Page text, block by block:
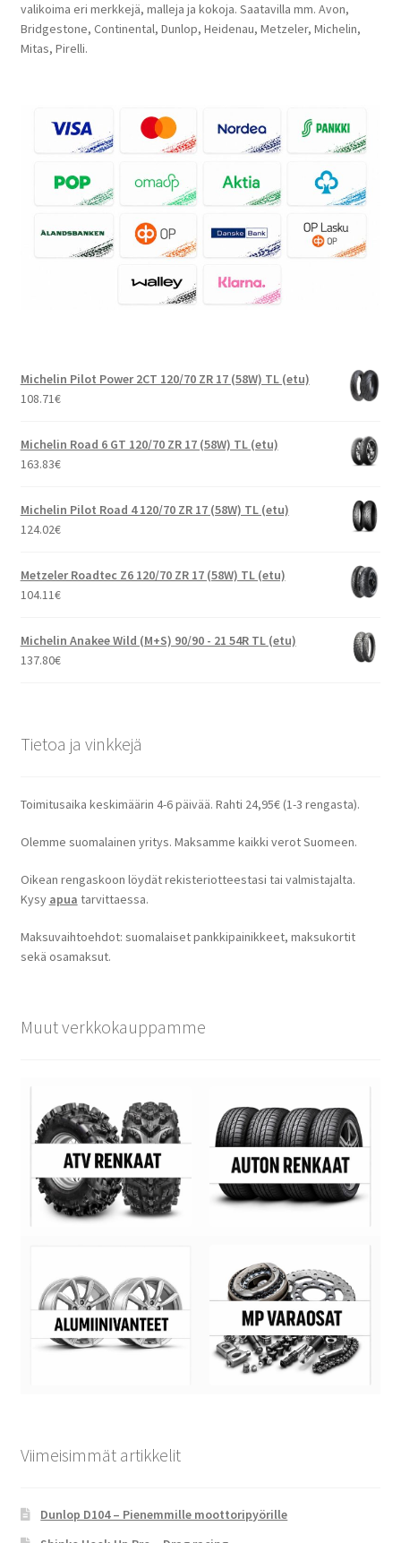
valikoima eri merkkejä, malleja ja kokoja. Saatavilla mm. Avon,
Bridgestone, Continental, Dunlop, Heidenau, Metzeler, Michelin,
Mitas, Pirelli.
Michelin Pilot Power 2CT 120/70 ZR 17 (58W) TL (etu)
108.71€
Michelin Road 6 GT 120/70 ZR 17 (58W) TL (etu)
163.83€
Michelin Pilot Road 4 120/70 ZR 17 (58W) TL (etu)
124.02€
Metzeler Roadtec Z6 120/70 ZR 17 (58W) TL (etu)
104.11€
Michelin Anakee Wild (M+S) 90/90 - 21 54R TL (etu)
137.80€
Tietoa ja vinkkejä
Toimitusaika keskimäärin 4-6 päivää. Rahti 24,95€ (1-3 rengasta).
Olemme suomalainen yritys. Maksamme kaikki verot Suomeen.
Oikean rengaskoon löydät rekisteriotteestasi tai valmistajalta.
Kysy apua tarvittaessa.
Maksuvaihtoehdot: suomalaiset pankkipainikkeet, maksukortit
sekä osamaksut.
Muut verkkokauppamme
Viimeisimmät artikkelit
Dunlop D104 – Pienemmille moottoripyörille